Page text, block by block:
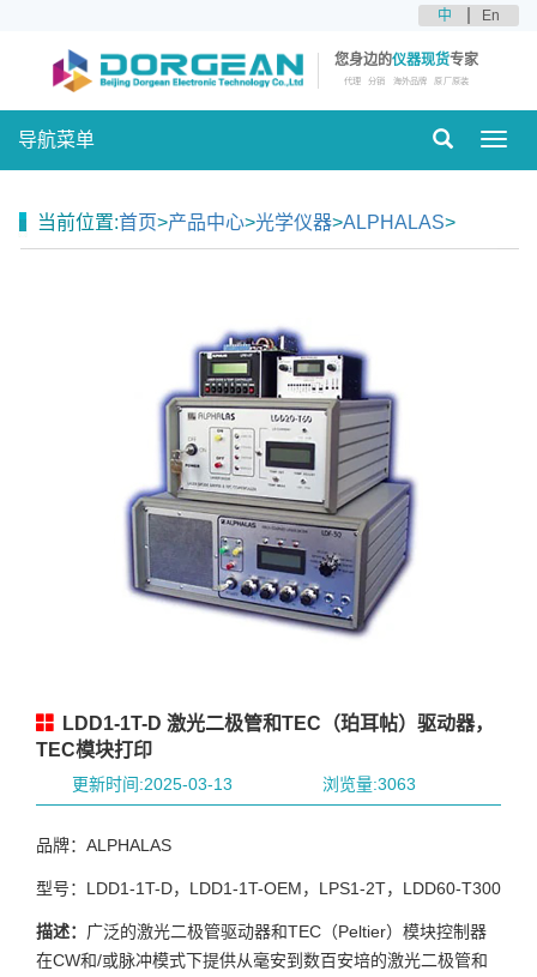
中 En
您身边的仪器现货专家
代理 分销 海外品牌 原厂原装
导航菜单
当前位置:首页>产品中心>光学仪器>ALPHALAS>
LDD1-1T-D 激光二极管和TEC（珀耳帖）驱动器，
TEC模块打印
更新时间:2025-03-13 浏览量:3063
品牌：ALPHALAS
型号：LDD1-1T-D，LDD1-1T-OEM，LPS1-2T，LDD60-T300
描述： 广泛的激光二极管驱动器和TEC（Peltier）模块控制器
在CW和/或脉冲模式下提供从毫安到数百安培的激光二极管和